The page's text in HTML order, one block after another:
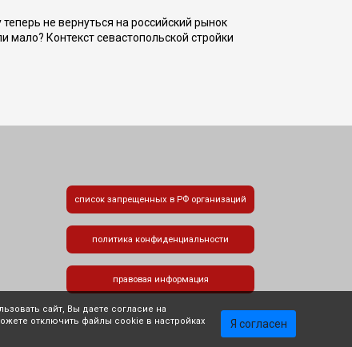
не вернуться на российский рынок
мало? Контекст севастопольской стройки
список запрещенных в РФ организаций
политика конфиденциальности
правовая информация
сайт, Вы даете согласие на
отключить файлы cookie в настройках
Я согласен